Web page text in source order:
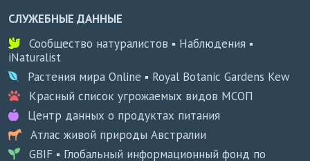
СЛУЖЕБНЫЕ ДАННЫЕ
Сообщество натуралистов ▪ Наблюдения ▪
iNaturalist
Растения мира Online ▪ Royal Botanic Gardens Kew
Красный список угрожаемых видов МСОП
Центр данных о продуктах питания
Атлас живой природы Австралии
GBIF ▪ Глобальный информационный фонд по